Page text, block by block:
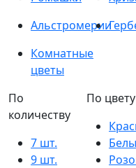
Альстромерии
Комнатные
цветы
По
количеству
7 шт.
9 шт.
По цвету